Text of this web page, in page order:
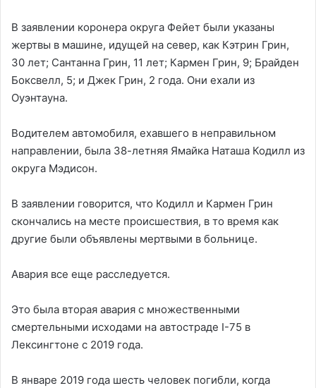
В заявлении коронера округа Фейет были указаны
жертвы в машине, идущей на север, как Кэтрин Грин,
30 лет; Сантанна Грин, 11 лет; Кармен Грин, 9; Брайден
Боксвелл, 5; и Джек Грин, 2 года. Они ехали из
Оуэнтауна.
Водителем автомобиля, ехавшего в неправильном
направлении, была 38-летняя Ямайка Наташа Кодилл из
округа Мэдисон.
В заявлении говорится, что Кодилл и Кармен Грин
скончались на месте происшествия, в то время как
другие были объявлены мертвыми в больнице.
Авария все еще расследуется.
Это была вторая авария с множественными
смертельными исходами на автостраде I-75 в
Лексингтоне с 2019 года.
В январе 2019 года шесть человек погибли, когда